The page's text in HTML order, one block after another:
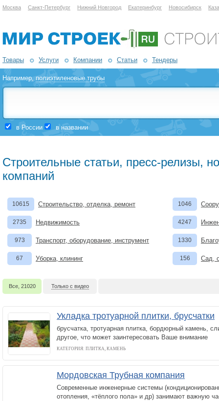
Москва Санкт-Петербург Нижний Новгород Екатеринбург Новосибирск
Товары Услуги Компании Статьи Тендеры
Например,полиэтиленовые трубы
в России в названии
Строительные статьи, пресс-релизы,
компаний
10615 Строительство, отделка, ремонт
2735 Недвижимость
973 Транспорт, оборудование, инструмент
67 Уборка, клининг
1046
4247
1330
156 Сад,
Все, 21020 Только с видео
Укладка тротуарной плитки, брусчатки
брусчатка, тротуарная плитка, бордюрный камень,
другое, что может заинтересовать Ваше внимание
КАТЕГОРИЯ: ПЛИТКА, КАМЕНЬ
Мордовская Трубная компания
Современные инженерные системы
отопления, «тёплого пола» и др) занимают важную